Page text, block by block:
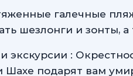
галечные
шезлонги и зонты,
экскурсии :
Шахе подарят вам